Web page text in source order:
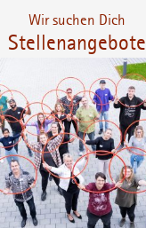
Wir suchen Dich
Stellenangebote